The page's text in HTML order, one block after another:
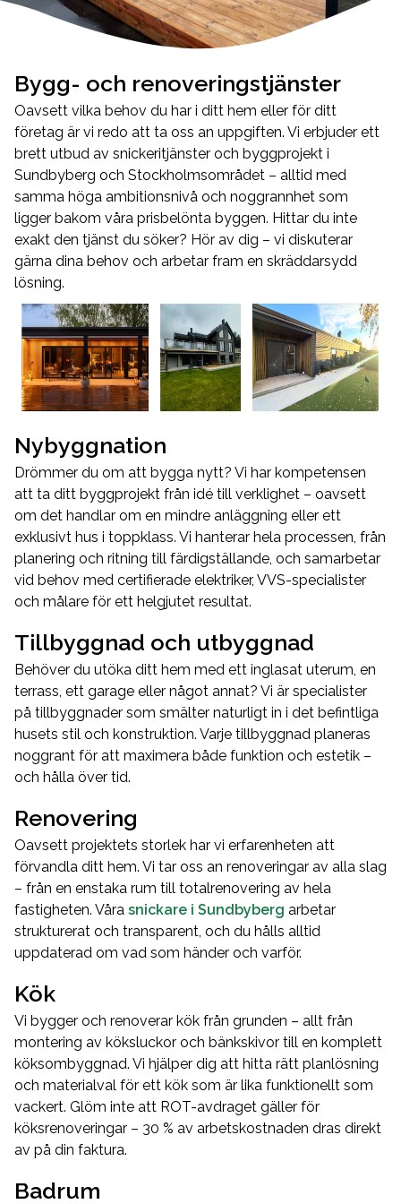
Bygg- och renoveringstjänster
Oavsett vilka behov du har i ditt hem eller för ditt
företag är vi redo att ta oss an uppgiften. Vi erbjuder ett
brett utbud av snickeritjänster och byggprojekt i
Sundbyberg och Stockholmsområdet – alltid med
samma höga ambitionsnivå och noggrannhet som
ligger bakom våra prisbelönta byggen. Hittar du inte
exakt den tjänst du söker? Hör av dig – vi diskuterar
gärna dina behov och arbetar fram en skräddarsydd
lösning.
Nybyggnation
Drömmer du om att bygga nytt? Vi har kompetensen
att ta ditt byggprojekt från idé till verklighet – oavsett
om det handlar om en mindre anläggning eller ett
exklusivt hus i toppklass. Vi hanterar hela processen, från
planering och ritning till färdigställande, och samarbetar
vid behov med certifierade elektriker, VVS-specialister
och målare för ett helgjutet resultat.
Tillbyggnad och utbyggnad
Behöver du utöka ditt hem med ett inglasat uterum, en
terrass, ett garage eller något annat? Vi är specialister
på tillbyggnader som smälter naturligt in i det befintliga
husets stil och konstruktion. Varje tillbyggnad planeras
noggrant för att maximera både funktion och estetik –
och hålla över tid.
Renovering
Oavsett projektets storlek har vi erfarenheten att
förvandla ditt hem. Vi tar oss an renoveringar av alla slag
– från en enstaka rum till totalrenovering av hela
fastigheten. Våra snickare i Sundbyberg arbetar
strukturerat och transparent, och du hålls alltid
uppdaterad om vad som händer och varför.
Kök
Vi bygger och renoverar kök från grunden – allt från
montering av köksluckor och bänkskivor till en komplett
köksombyggnad. Vi hjälper dig att hitta rätt planlösning
och materialval för ett kök som är lika funktionellt som
vackert. Glöm inte att ROT-avdraget gäller för
köksrenoveringar – 30 % av arbetskostnaden dras direkt
av på din faktura.
Badrum